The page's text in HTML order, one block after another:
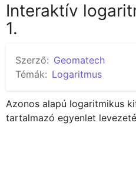
GeoGebra Classroom
Áttekintés
Interaktív logaritmikus egyenlet
Interaktív
1.
Szerző: Geomatech
Témák: Logaritmus
Azonos alapú logaritmikus
tartalmazó egyenlet